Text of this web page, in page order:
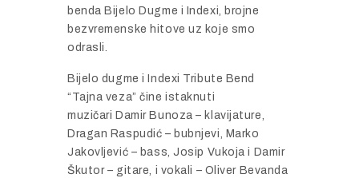
benda Bijelo Dugme i Indexi, brojne
bezvremenske hitove uz koje smo
odrasli.
Bijelo dugme i Indexi Tribute Bend
“Tajna veza” čine istaknuti
muzičari Damir Bunoza – klavijature,
Dragan Raspudić – bubnjevi, Marko
Jakovljević – bass, Josip Vukoja i Damir
Škutor – gitare, i vokali – Oliver Bevanda